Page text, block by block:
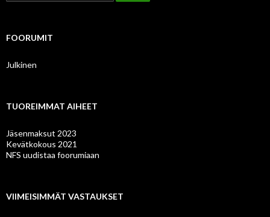
FOORUMIT
Julkinen
TUOREIMMAT AIHEET
Jäsenmaksut 2023
Kevätkokous 2021
NFS uudistaa foorumiaan
VIIMEISIMMÄT VASTAUKSET